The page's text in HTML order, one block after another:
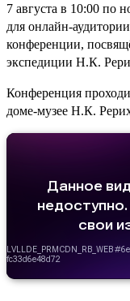
7 августа в 10:00 по
для онлайн-
конференции,
экспедиции Н.К.
Конференция
доме-музее Н.К.